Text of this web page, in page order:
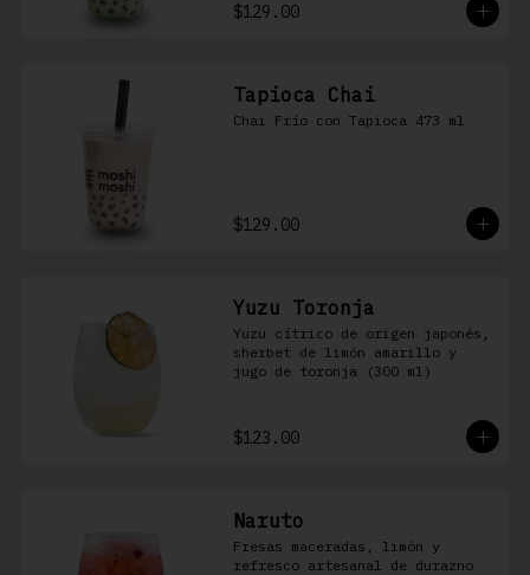
$129.00
Tapioca Chai
Chai Frío con Tapioca 473 ml
$129.00
Yuzu Toronja
Yuzu cítrico de origen japonés,
sherbet de limón amarillo y
jugo de toronja (300 ml)
$123.00
Naruto
Fresas maceradas, limón y
refresco artesanal de durazno